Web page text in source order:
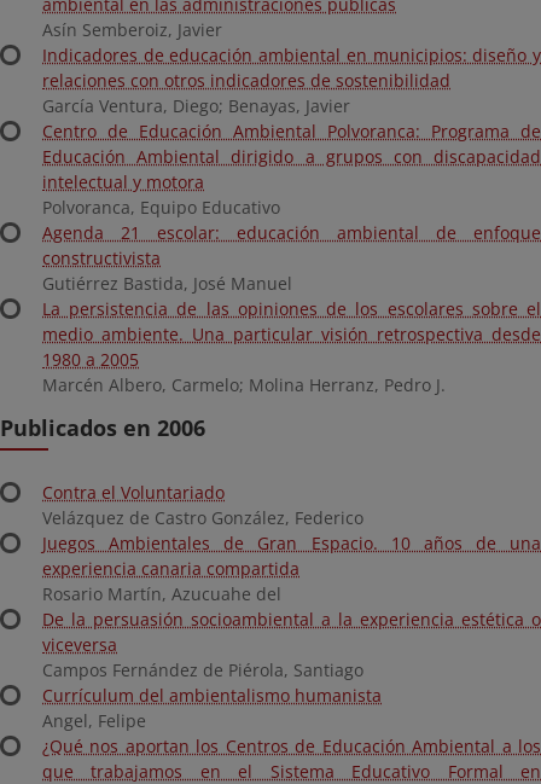
Asín Semberoiz, Javier
Indicadores de educación ambiental en municipios: diseño y
relaciones con otros indicadores de sostenibilidad
García Ventura, Diego; Benayas, Javier
Centro de Educación Ambiental Polvoranca: Programa de
Educación Ambiental dirigido a grupos con discapacidad
intelectual y motora
Polvoranca, Equipo Educativo
Agenda 21 escolar: educación ambiental de enfoque
constructivista
Gutiérrez Bastida, José Manuel
La persistencia de las opiniones de los escolares sobre el
medio ambiente. Una particular visión retrospectiva desde
1980 a 2005
Marcén Albero, Carmelo; Molina Herranz, Pedro J.
Publicados en 2006
Contra el Voluntariado
Velázquez de Castro González, Federico
Juegos Ambientales de Gran Espacio. 10 años de una
experiencia canaria compartida
Rosario Martín, Azucuahe del
De la persuasión socioambiental a la experiencia estética o
viceversa
Campos Fernández de Piérola, Santiago
Currículum del ambientalismo humanista
Angel, Felipe
¿Qué nos aportan los Centros de Educación Ambiental a los
que trabajamos en el Sistema Educativo Formal en